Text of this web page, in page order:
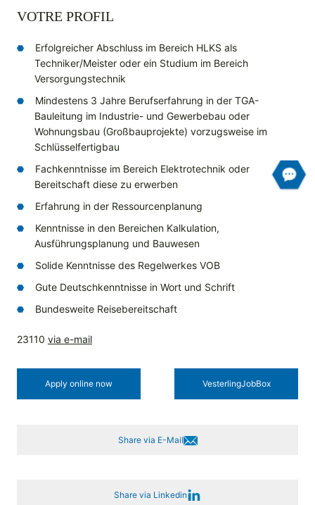
VOTRE PROFIL
Erfolgreicher Abschluss im Bereich HLKS als
Techniker/Meister oder ein Studium im Bereich
Versorgungstechnik
Mindestens 3 Jahre Berufserfahrung in der TGA-
Bauleitung im Industrie- und Gewerbebau oder
Wohnungsbau (Großbauprojekte) vorzugsweise im
Schlüsselfertigbau
Fachkenntnisse im Bereich Elektrotechnik oder
Bereitschaft diese zu erwerben
Erfahrung in der Ressourcenplanung
Kenntnisse in den Bereichen Kalkulation,
Ausführungsplanung und Bauwesen
Solide Kenntnisse des Regelwerkes VOB
Gute Deutschkenntnisse in Wort und Schrift
Bundesweite Reisebereitschaft
23110 via e-mail
Apply online now Vesterling­JobBox
Share via E-Mail
Share via Linkedin